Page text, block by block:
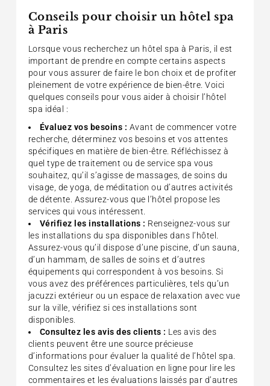
Conseils pour choisir un hôtel spa
à Paris
Lorsque vous recherchez un hôtel spa à Paris, il est
important de prendre en compte certains aspects
pour vous assurer de faire le bon choix et de profiter
pleinement de votre expérience de bien-être. Voici
quelques conseils pour vous aider à choisir l’hôtel
spa idéal :
Évaluez vos besoins : Avant de commencer votre
recherche, déterminez vos besoins et vos attentes
spécifiques en matière de bien-être. Réfléchissez à
quel type de traitement ou de service spa vous
souhaitez, qu’il s’agisse de massages, de soins du
visage, de yoga, de méditation ou d’autres activités
de détente. Assurez-vous que l’hôtel propose les
services qui vous intéressent.
Vérifiez les installations : Renseignez-vous sur
les installations du spa disponibles dans l’hôtel.
Assurez-vous qu’il dispose d’une piscine, d’un sauna,
d’un hammam, de salles de soins et d’autres
équipements qui correspondent à vos besoins. Si
vous avez des préférences particulières, tels qu’un
jacuzzi extérieur ou un espace de relaxation avec vue
sur la ville, vérifiez si ces installations sont
disponibles.
Consultez les avis des clients : Les avis des
clients peuvent être une source précieuse
d’informations pour évaluer la qualité de l’hôtel spa.
Consultez les sites d’évaluation en ligne pour lire les
commentaires et les évaluations laissés par d’autres